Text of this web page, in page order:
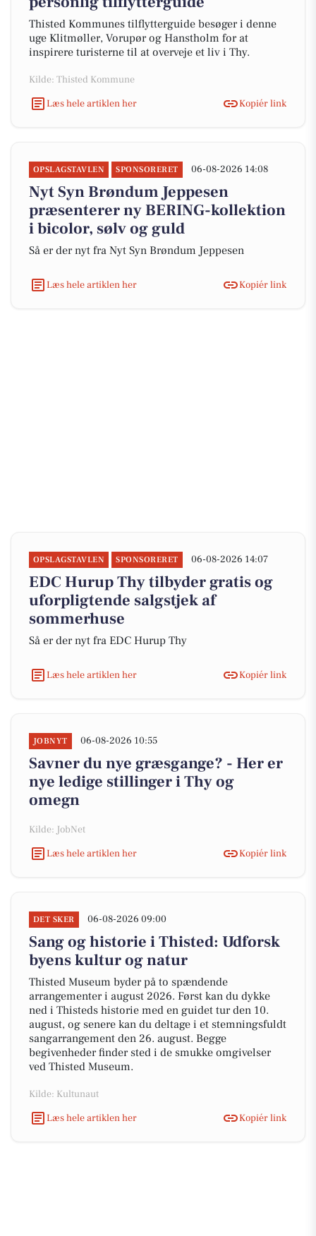
Thisted Kommunes tilflytterguide besøger i denne
uge Klitmøller, Vorupør og Hanstholm for at
inspirere turisterne til at overveje et liv i Thy.
Kilde: Thisted Kommune
Læs hele artiklen her
Kopiér link
OPSLAGSTAVLEN SPONSORERET 06-08-2026 14:08
Nyt Syn Brøndum Jeppesen
præsenterer ny BERING-kollektion
i bicolor, sølv og guld
Så er der nyt fra Nyt Syn Brøndum Jeppesen
Læs hele artiklen her Kopiér link
OPSLAGSTAVLEN SPONSORERET 06-08-2026 14:07
EDC Hurup Thy tilbyder gratis og
uforpligtende salgstjek af
sommerhuse
Så er der nyt fra EDC Hurup Thy
Læs hele artiklen her Kopiér link
JOBNYT 06-08-2026 10:55
Savner du nye græsgange? - Her er
nye ledige stillinger i Thy og
omegn
Kilde: JobNet
Læs hele artiklen her
Kopiér link
DET SKER 06-08-2026 09:00
Sang og historie i Thisted: Udforsk
byens kultur og natur
Thisted Museum byder på to spændende
arrangementer i august 2026. Først kan du dykke
ned i Thisteds historie med en guidet tur den 10.
august, og senere kan du deltage i et stemningsfuldt
sangarrangement den 26. august. Begge
begivenheder finder sted i de smukke omgivelser
ved Thisted Museum.
Kilde: Kultunaut
Læs hele artiklen her
Kopiér link